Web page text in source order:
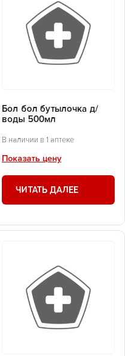
Бол бол бутылочка д/
воды 500мл
В наличии в 1 аптеке
Показать цену
ЧИТАТЬ ДАЛЕЕ